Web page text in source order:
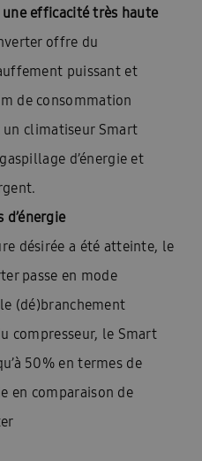
efficacité très haute
offre du
puissant et
de consommation
un climatiseur Smart
d’énergie et
d’énergie
désirée a été atteinte, le
passe en mode
(dé)branchement
compresseur, le Smart
50% en termes de
en comparaison de